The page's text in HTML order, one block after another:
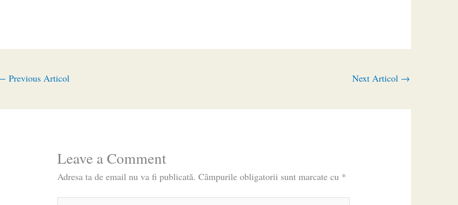
Previous Articol Next Articol →
Leave a Comment
Adresa ta de email nu va fi publicată. Câmpurile obligatorii sunt marcate cu *